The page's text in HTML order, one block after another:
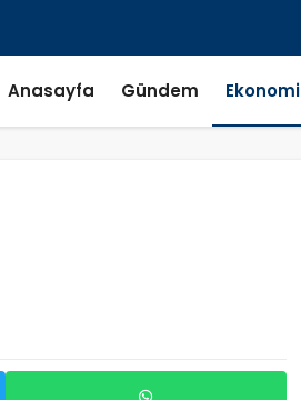
Anasayfa Gündem Ekonomi